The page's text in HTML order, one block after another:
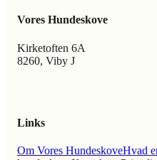
Vores Hundeskove
Kirketoften 6A
8260, Viby J
Links
Om Vores HundeskoveHvad